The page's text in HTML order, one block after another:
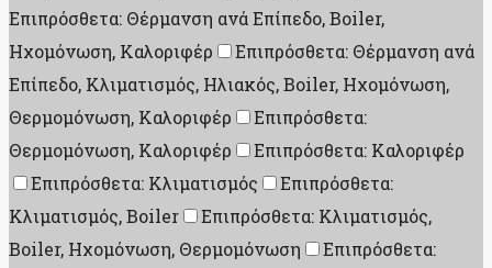
Επιπρόσθετα: Θέρμανση ανά Επίπεδο, Boiler,
Ηχομόνωση, Καλοριφέρ
Επιπρόσθετα: Θέρμανση ανά
Επίπεδο, Κλιματισμός, Ηλιακός, Boiler, Ηχομόνωση,
Θερμομόνωση, Καλοριφέρ
Επιπρόσθετα:
Θερμομόνωση, Καλοριφέρ
Επιπρόσθετα: Καλοριφέρ
Επιπρόσθετα: Κλιματισμός
Επιπρόσθετα:
Κλιματισμός, Boiler
Επιπρόσθετα: Κλιματισμός,
Boiler, Ηχομόνωση, Θερμομόνωση
Επιπρόσθετα: